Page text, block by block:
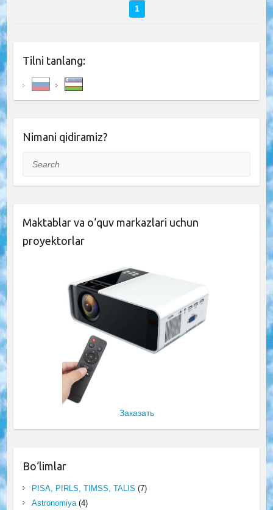
1
Tilni tanlang:
Nimani qidiramiz?
Search
Maktablar va o‘quv markazlari uchun
proyektorlar
Заказать
Bo‘limlar
PISA, PIRLS, TIMSS, TALIS (7)
Astronomiya(4)